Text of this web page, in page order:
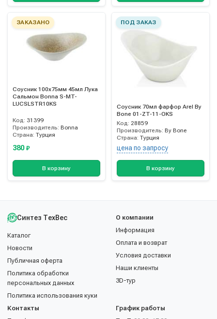
ЗАКАЗАНО
Соусник 100х75мм 45мл Лука
Сальмон Bonna S-MT-
LUCSLSTR10KS
Код: 31399
Производитель: Bonna
Страна: Турция
380 ₽
В корзину
ПОД ЗАКАЗ
Соусник 70мл фарфор Arel By
Bone 01-ZT-11-OKS
Код: 28859
Производитель: By Bone
Страна: Турция
цена по запросу
В корзину
Синтез ТехВес
Каталог
Новости
Публичная оферта
Политика обработки
персональных данных
Политика использования куки
О компании
Информация
Оплата и возврат
Условия доставки
Наши клиенты
3D-тур
Контакты
График работы